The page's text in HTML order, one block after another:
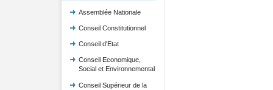
Assemblée Nationale
Conseil Constitutionnel
Conseil d'Etat
Conseil Economique,
Social et Environnemental
Conseil Supérieur de la